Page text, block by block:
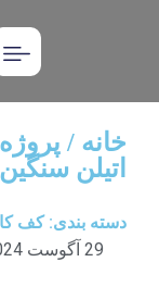
خانه /
اتیلن
دسته بندی:کف
29 آگوست 2024